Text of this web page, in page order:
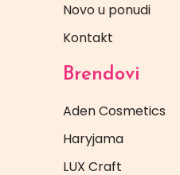
Novo u ponudi
Kontakt
Brendovi
Aden Cosmetics
Haryjama
LUX Craft